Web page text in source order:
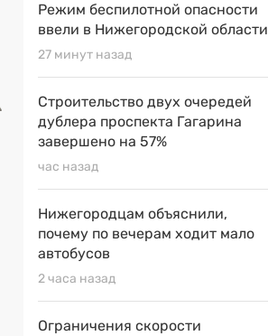
Режим беспилотной опасности
ввели в Нижегородской области
27 минут назад
Строительство двух очередей
дублера проспекта Гагарина
завершено на 57%
час назад
Нижегородцам объяснили,
почему по вечерам ходит мало
автобусов
2 часа назад
Ограничения скорости